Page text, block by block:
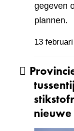
gegeven
plannen.
13